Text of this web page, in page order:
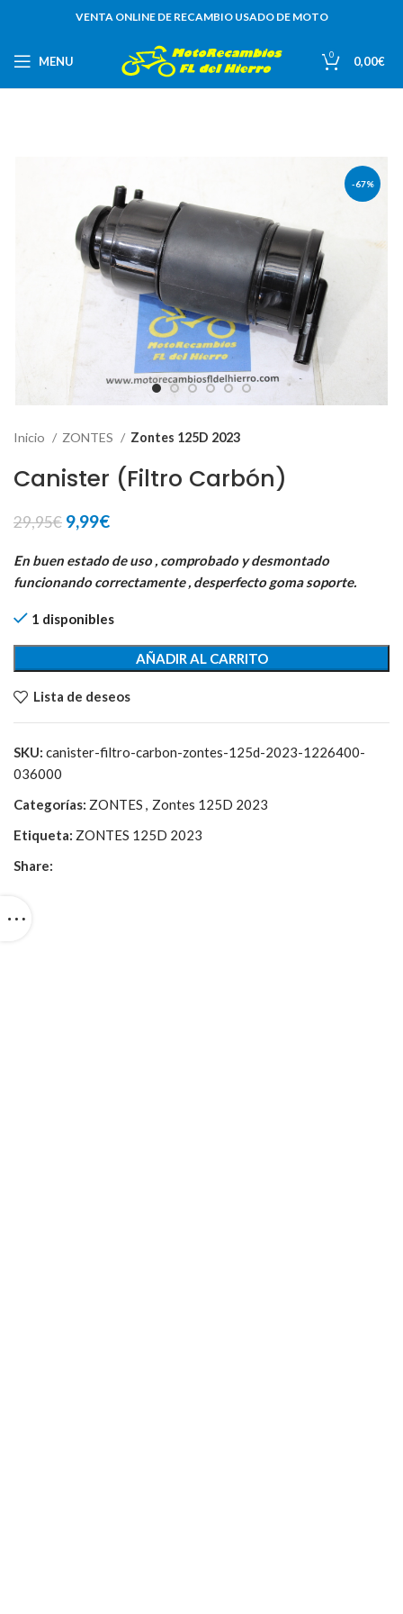
VENTA ONLINE DE RECAMBIO USADO DE MOTO
MENU 0 0,00€
-67%
Inicio ZONTES Zontes 125D 2023
Canister (Filtro Carbón)
29,95€ El
original
era:
9,99€El
actual
es:
En buen estado de uso , comprobado y desmontado
funcionando correctamente , desperfecto goma soporte.
1 disponibles
AÑADIR AL CARRITO
Lista de deseos
SKU: canister-filtro-carbon-zontes-125d-2023-1226400-
036000
Categorías: ZONTES , Zontes 125D 2023
Etiqueta: ZONTES 125D 2023
Share: